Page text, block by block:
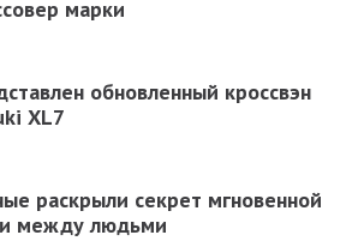
марки
обновленный кроссвэн
XL7
раскрыли секрет мгновенной
между людьми